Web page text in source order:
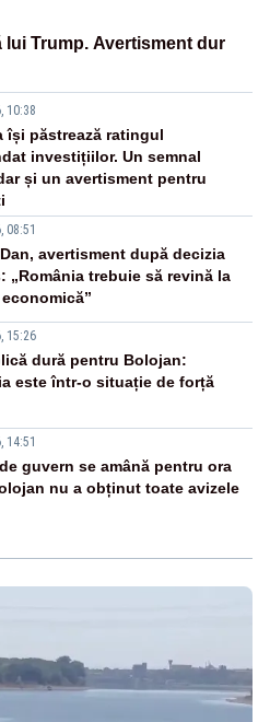
Trump. Avertisment dur
10:38
își păstrează ratingul
investițiilor. Un semnal
și un avertisment pentru
08:51
avertisment după decizia
„România trebuie să revină la
15:26
dură pentru Bolojan:
este într-o situație de forță
14:51
guvern se amână pentru ora
nu a obținut toate avizele